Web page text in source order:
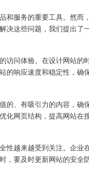
和服务的重要工具。然而
决这些问题，我们提出了
访问体验。在设计网站的
的响应速度和稳定性，确
、有吸引力的内容，确
化网页结构，提高网站在
性越来越受到关注。企业
，要及时更新网站的安全